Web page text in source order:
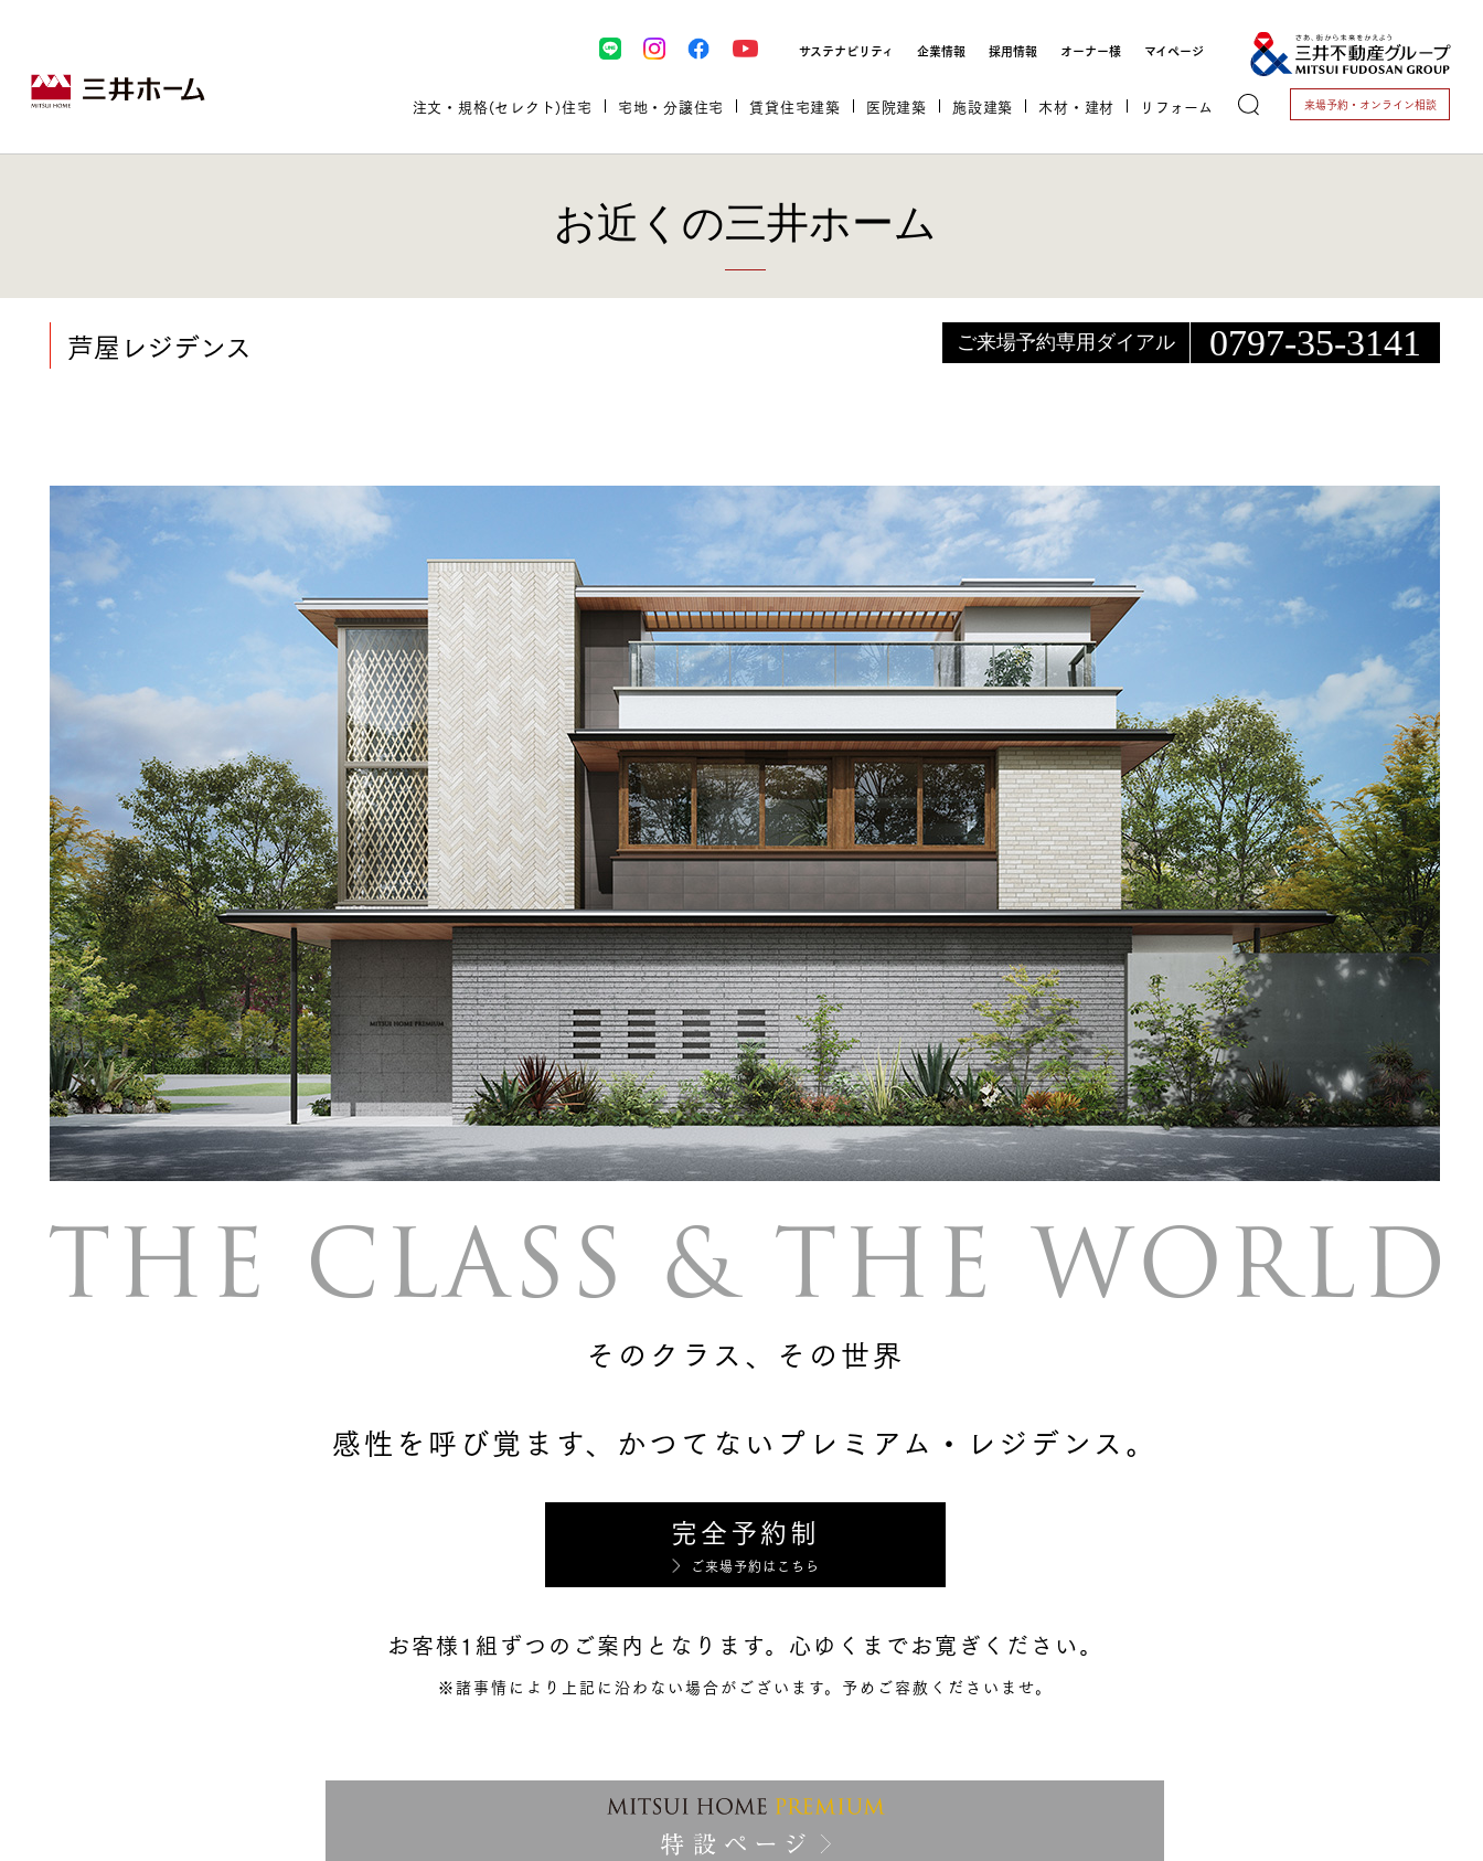
サステナビリティ 企業情報 採用情報 オーナー様 マイページ
注文・規格(セレクト)住宅
注文住宅｜三井ホームオーダー 規格住宅｜三井ホームセレクト
建築実例 デザイン 全館空調 MOCX WALL工法のテク
ノロジー
お住まいづくりガイド ㎥設計 三井ホームワールド 長期保証
暮らし方
住宅タイプ
3・4階建て 賃貸併用住宅 店舗併用住宅 多世帯住宅
イベント情報 ご相談デスク
宅地・分譲住宅
モデルハウス紹介 ご相談デスク
賃貸住宅建築
カタログ請求 ご相談デスク
医院建築
ドクタープランニュース
カタログ請求 ご相談デスク
施設建築
選ばれる理由
文教・保育施設実例
都市建築実例
カタログ請求 お問い合わせフォーム
木材・建材
建築実例
資料請求
リフォーム
リフォーム事業所一覧 ご相談デスク
来場予約・ オンライン相談
お近くの三井ホーム
芦屋レジデンス ご来場予約専用ダイアル 0797-35-3141
そのクラス、その世界
感性を呼び覚ます、 かつてないプレミアム・レジデンス。
完全予約制
ご来場予約はこちら
お客様1組ずつのご案内となります。 心ゆくまでお寛ぎください。
※諸事情により上記に沿わない場合がございます。 予めご容赦くださいませ。